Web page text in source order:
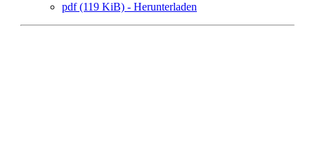
pdf (119 KiB) - Herunterladen